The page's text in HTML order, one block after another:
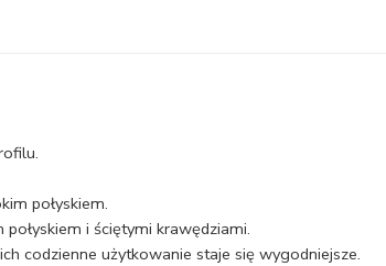
połyskiem.
i ściętymi krawędziami.
codzienne użytkowanie staje się wygodniejsze.